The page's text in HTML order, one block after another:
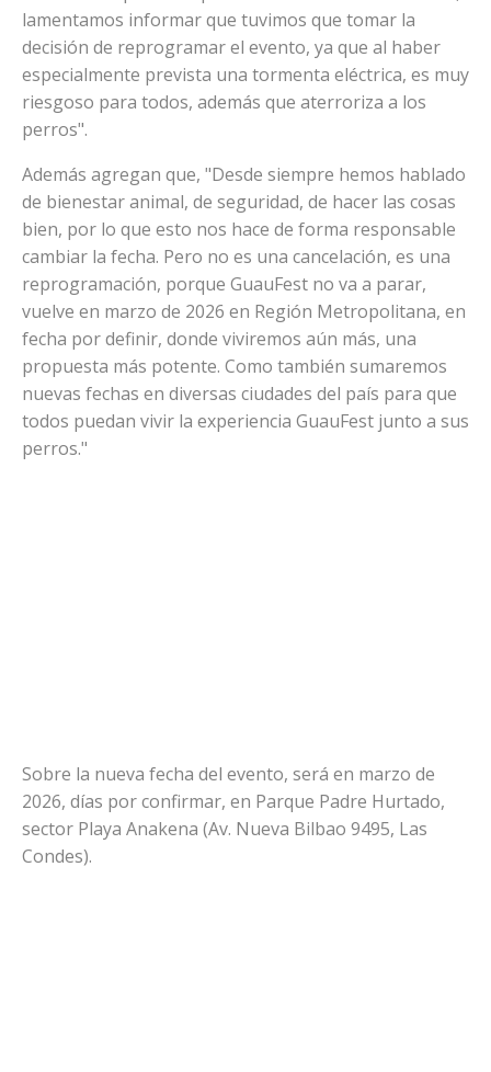
lamentamos informar que tuvimos que tomar la
decisión de reprogramar el evento, ya que al haber
especialmente prevista una tormenta eléctrica, es muy
riesgoso para todos, además que aterroriza a los
perros".
Además agregan que, "Desde siempre hemos hablado
de bienestar animal, de seguridad, de hacer las cosas
bien, por lo que esto nos hace de forma responsable
cambiar la fecha. Pero no es una cancelación, es una
reprogramación, porque GuauFest no va a parar,
vuelve en marzo de 2026 en Región Metropolitana, en
fecha por definir, donde viviremos aún más, una
propuesta más potente. Como también sumaremos
nuevas fechas en diversas ciudades del país para que
todos puedan vivir la experiencia GuauFest junto a sus
perros."
Sobre la nueva fecha del evento, será en marzo de
2026, días por confirmar, en Parque Padre Hurtado,
sector Playa Anakena (Av. Nueva Bilbao 9495, Las
Condes).